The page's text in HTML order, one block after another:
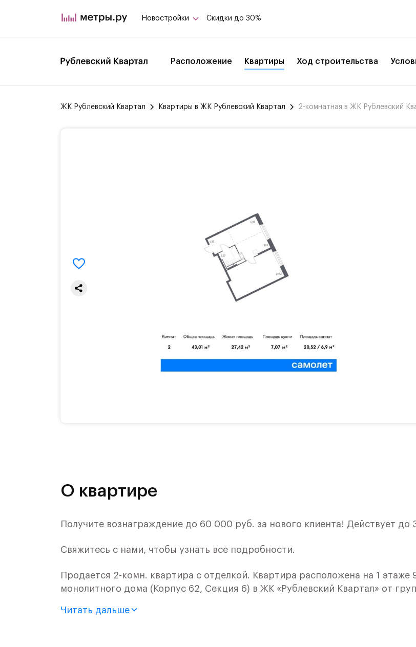
Новостройки Скидки до 30%
Расположение Квартиры Ход строительства
ЖК Рублевский Квартал Квартиры в ЖК Рублевский Квартал 2-комнатная в ЖК Рублевский
О квартире
Получите вознаграждение до 60 000 руб. за нового клиента! Действует до
Свяжитесь с нами, чтобы узнать все подробности.
Продается 2-комн. квартира с отделкой. Квартира расположена на 1 этаже
монолитного дома (Корпус 62, Секция 6) в ЖК «Рублевский Квартал» от
Цена указана с учетом готовой отделки и кухни.
Читать дальше